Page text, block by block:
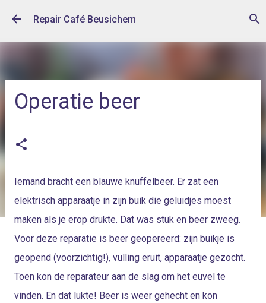
Doorgaan naar hoofdcontent
Repair Café Beusichem
Operatie beer
Iemand bracht een blauwe knuffelbeer. Er zat een
elektrisch apparaatje in zijn buik die geluidjes moest
maken als je erop drukte. Dat was stuk en beer zweeg.
Voor deze reparatie is beer geopereerd: zijn buikje is
geopend (voorzichtig!), vulling eruit, apparaatje gezocht.
Toen kon de reparateur aan de slag om het euvel te
vinden. En dat lukte! Beer is weer gehecht en kon